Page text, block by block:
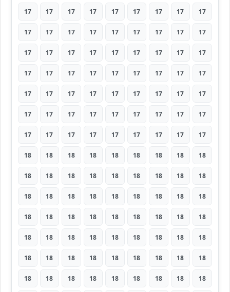
17 17 17 17 17 17 17 17 17
17 17 17 17 17 17 17 17 17
17 17 17 17 17 17 17 17 17
17 17 17 17 17 17 17 17 17
17 17 17 17 17 17 17 17 17
17 17 17 17 17 17 17 17 17
17 17 17 17 17 17 17 17 17
18 18 18 18 18 18 18 18 18
18 18 18 18 18 18 18 18 18
18 18 18 18 18 18 18 18 18
18 18 18 18 18 18 18 18 18
18 18 18 18 18 18 18 18 18
18 18 18 18 18 18 18 18 18
18 18 18 18 18 18 18 18 18